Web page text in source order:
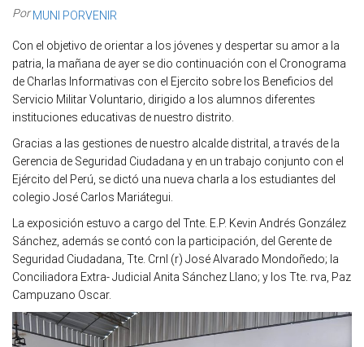
Por MUNI PORVENIR
Con el objetivo de orientar a los jóvenes y despertar su amor a la
patria, la mañana de ayer se dio continuación con el Cronograma
de Charlas Informativas con el Ejercito sobre los Beneficios del
Servicio Militar Voluntario, dirigido a los alumnos diferentes
instituciones educativas de nuestro distrito.
Gracias a las gestiones de nuestro alcalde distrital, a través de la
Gerencia de Seguridad Ciudadana y en un trabajo conjunto con el
Ejército del Perú, se dictó una nueva charla a los estudiantes del
colegio José Carlos Mariátegui.
La exposición estuvo a cargo del Tnte. E.P. Kevin Andrés González
Sánchez, además se contó con la participación, del Gerente de
Seguridad Ciudadana, Tte. Crnl (r) José Alvarado Mondoñedo; la
Conciliadora Extra- Judicial Anita Sánchez Llano; y los Tte. rva, Paz
Campuzano Oscar.